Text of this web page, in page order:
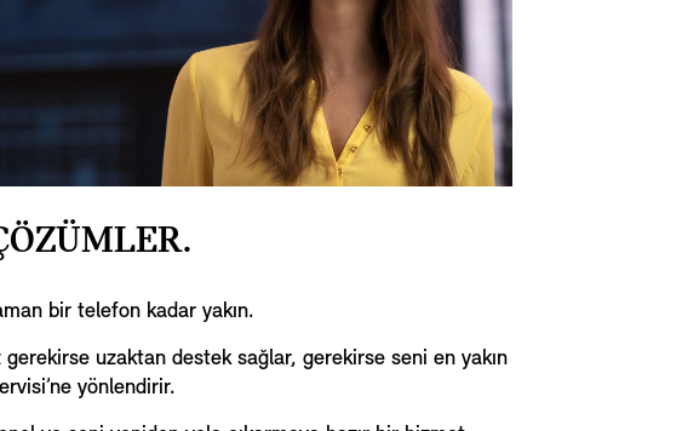
bir telefon kadar yakın.
gerekirse uzaktan destek sağlar, gerekirse seni en yakın
yönlendirir.